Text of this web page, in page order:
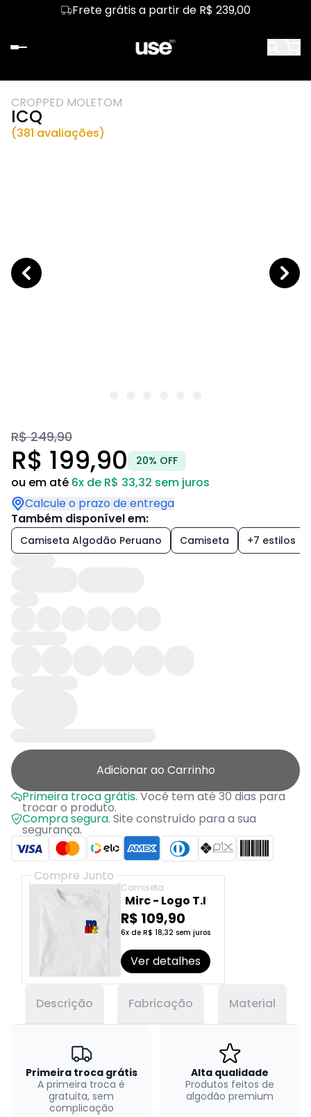
Frete grátis a partir de R$ 239,00
CROPPED MOLETOM
ICQ
(381 avaliações)
R$ 249,90
R$ 199,90 20% OFF
ou em até 6x de R$ 33,32 sem juros
Calcule o prazo de entrega
Também disponível em:
Camiseta Algodão Peruano Camiseta +7 estilos
Adicionar ao Carrinho
Primeira troca grátis.Você tem até 30 dias para
trocar o produto.
Compra segura. Site construído para a sua
segurança.
Compre Junto
Camiseta
Mirc - Logo T.I
R$ 109,90
6x de R$ 18,32 sem juros
Ver detalhes
Descrição Fabricação Material
Primeira troca grátis
A primeira troca é
gratuita, sem
complicação
Alta qualidade
Produtos feitos de
algodão premium